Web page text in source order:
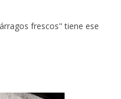
frescos" tiene ese